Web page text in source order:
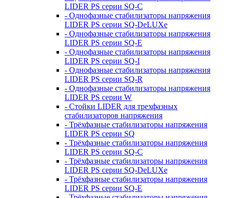
LIDER PS серии SQ-C
- Однофазные стабилизаторы напряжения
LIDER PS серии SQ-DeLUXe
- Однофазные стабилизаторы напряжения
LIDER PS серии SQ-E
- Однофазные стабилизаторы напряжения
LIDER PS серии SQ-I
- Однофазные стабилизаторы напряжения
LIDER PS серии SQ-R
- Однофазные стабилизаторы напряжения
LIDER PS серии W
- Стойки LIDER для трехфазных
стабилизаторов напряжения
- Трёхфазные стабилизаторы напряжения
LIDER PS серии SQ
- Трёхфазные стабилизаторы напряжения
LIDER PS серии SQ-C
- Трёхфазные стабилизаторы напряжения
LIDER PS серии SQ-DeLUXe
- Трёхфазные стабилизаторы напряжения
LIDER PS серии SQ-E